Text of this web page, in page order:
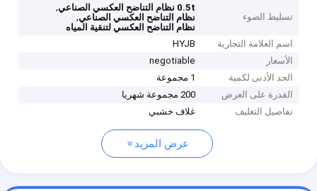
تسليط الضوء
0.5t نظام التناضح العكسي الصناعي
,
نظام التناضح العكسي الصناعي,
نظام التناضح العكسي لتنقية المياه
اسم العلامة التجارية
HYJB
الأسعار
negotiable
الحد الأدنى لكمية
1 مجموعة
القدرة على العرض
200 مجموعة شهريا
تفاصيل التغليف
غلاف خشبي
عرض المزيد